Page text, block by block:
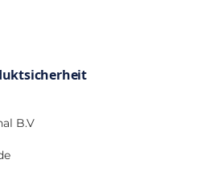
B.V